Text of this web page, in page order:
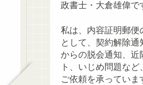
政書士・大倉雄偉で
私は、内容証明郵便
として、契約解除
からの脱会通知、近
ト、いじめ問題な
ご依頼を承っていま